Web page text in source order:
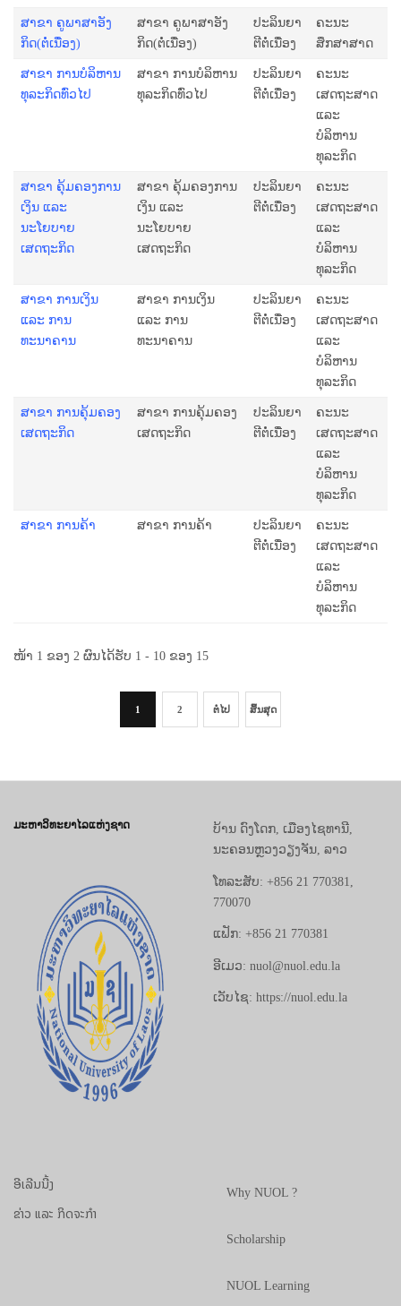
ສາຂາ ຄູພາ​ສາ​ອັງ​
ກິດ(ຕໍ່ເນື່ອງ)
ສາຂາ ຄູພາ​ສາ​ອັງ​
ກິດ(ຕໍ່ເນື່ອງ)
ປະລິນຍາ
ຕີຕໍ່ເນື່ອງ
ຄະນະ
ສຶກສາສາດ
ສາຂາ ການບໍລິຫານ
ທຸລະກິດທົ່ວໄປ
ສາຂາ ການບໍລິຫານ
ທຸລະກິດທົ່ວໄປ
ປະລິນຍາ
ຕີຕໍ່ເນື່ອງ
ຄະນະ
ເສດຖະສາດ
ແລະ
ບໍລິຫານ
ທຸລະກິດ
ສາຂາ ຄຸ້ມຄອງການ
ເງິນ ແລະ
ນະໂຍບາຍ
ເສດຖະກິດ
ສາຂາ ຄຸ້ມຄອງການ
ເງິນ ແລະ
ນະໂຍບາຍ
ເສດຖະກິດ
ປະລິນຍາ
ຕີຕໍ່ເນື່ອງ
ຄະນະ
ເສດຖະສາດ
ແລະ
ບໍລິຫານ
ທຸລະກິດ
ສາຂາ ການເງິນ
ແລະ ການ
ທະນາຄານ
ສາຂາ ການເງິນ
ແລະ ການ
ທະນາຄານ
ປະລິນຍາ
ຕີຕໍ່ເນື່ອງ
ຄະນະ
ເສດຖະສາດ
ແລະ
ບໍລິຫານ
ທຸລະກິດ
ສາຂາ ການຄຸ້ມຄອງ
ເສດຖະກິດ
ສາຂາ ການຄຸ້ມຄອງ
ເສດຖະກິດ
ປະລິນຍາ
ຕີຕໍ່ເນື່ອງ
ຄະນະ
ເສດຖະສາດ
ແລະ
ບໍລິຫານ
ທຸລະກິດ
ສາຂາ ການຄ້າ ສາຂາ ການຄ້າ
ປະລິນຍາ
ຕີຕໍ່ເນື່ອງ
ຄະນະ
ເສດຖະສາດ
ແລະ
ບໍລິຫານ
ທຸລະກິດ
ໜ້າ 1 ຂອງ 2 ຜົນໄດ້ຮັບ 1 - 10 ຂອງ 15
1 2 ຕໍ່ໄປ ສິ້ນສຸດ
ມະຫາວິທະຍາໄລແຫ່ງຊາດ
ບ້ານ ດົງໂດກ, ເມືອງໄຊທານີ,
ນະຄອນຫຼວງວຽງຈັນ, ລາວ
ໂທລະສັບ: +856 21 770381,
770070
ແຟັກ: +856 21 770381
ອີເມວ: nuol@nuol.edu.la
ເວັບໄຊ: https://nuol.edu.la
ອີເລີນນີ້ງ
ຂ່າວ ແລະ ກິດຈະກຳ
Why NUOL ?
Scholarship
NUOL Learning